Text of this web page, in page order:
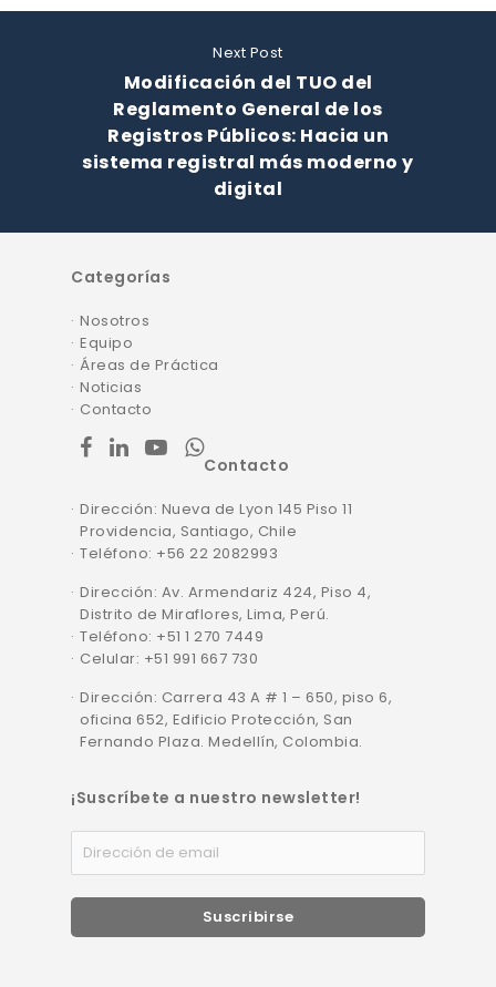
Next Post
Modificación del TUO del
Reglamento General de los
Registros Públicos: Hacia un
sistema registral más moderno y
digital
Categorías
Nosotros
Equipo
Áreas de Práctica
Noticias
Contacto
facebook
linkedinyoutubewhatsapp
Contacto
Dirección: Nueva de Lyon 145 Piso 11
Providencia, Santiago, Chile
Teléfono: +56 22 2082993
Dirección: Av. Armendariz 424, Piso 4,
Distrito de Miraflores, Lima, Perú.
Teléfono: +51 1 270 7449
Celular: +51 991 667 730
Dirección: Carrera 43 A # 1 – 650, piso 6,
oficina 652, Edificio Protección, San
Fernando Plaza. Medellín, Colombia.
¡Suscríbete a nuestro newsletter!
Suscribirse